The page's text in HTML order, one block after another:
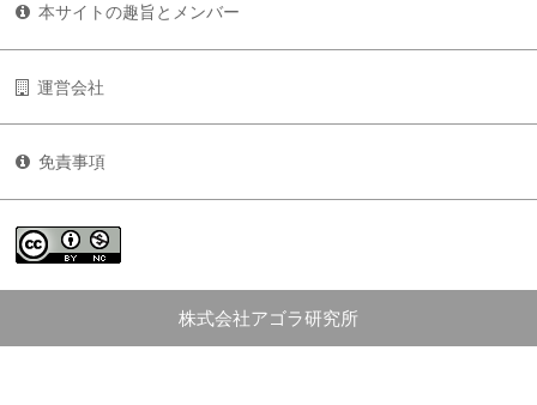
本サイトの趣旨とメンバー
運営会社
免責事項
株式会社アゴラ研究所